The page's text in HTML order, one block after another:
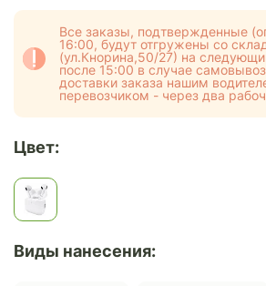
Все заказы, подтвержденные
16:00, будут отгружены со
(ул.Кнорина,50/27) на
после 15:00 в случае
доставки заказа нашим
перевозчиком - через два
Цвет:
Виды нанесения: